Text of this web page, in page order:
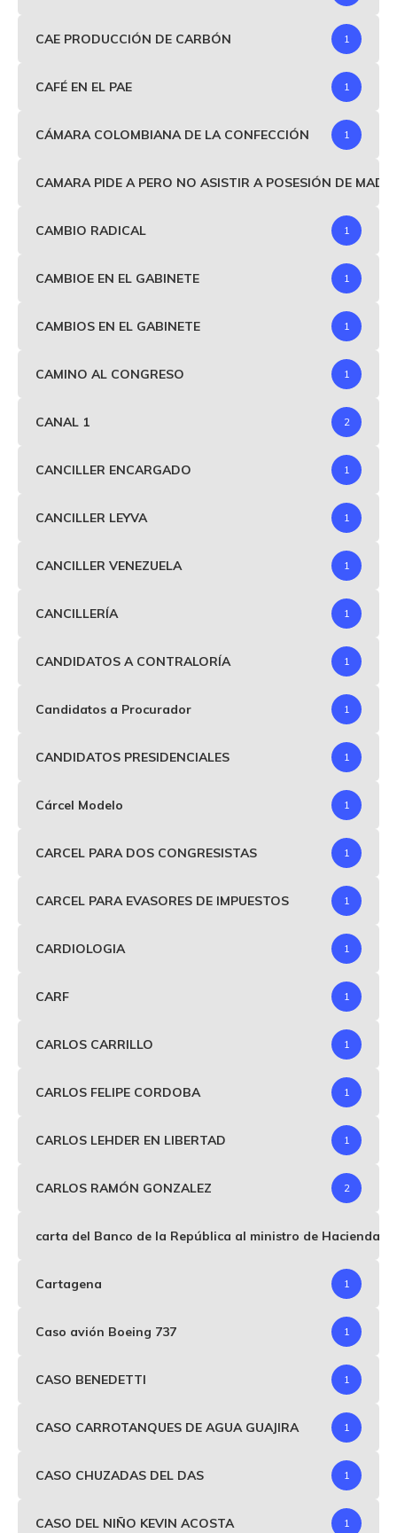
CAE PRODUCCIÓN DE CARBÓN 1
CAFÉ EN EL PAE 1
CÁMARA COLOMBIANA DE LA CONFECCIÓN 1
CAMARA PIDE A PERO NO ASISTIR A POSESIÓN DE
CAMBIO RADICAL 1
CAMBIOE EN EL GABINETE 1
CAMBIOS EN EL GABINETE 1
CAMINO AL CONGRESO 1
CANAL 1 2
CANCILLER ENCARGADO 1
CANCILLER LEYVA 1
CANCILLER VENEZUELA 1
CANCILLERÍA 1
CANDIDATOS A CONTRALORÍA 1
Candidatos a Procurador 1
CANDIDATOS PRESIDENCIALES 1
Cárcel Modelo 1
CARCEL PARA DOS CONGRESISTAS 1
CARCEL PARA EVASORES DE IMPUESTOS 1
CARDIOLOGIA 1
CARF 1
CARLOS CARRILLO 1
CARLOS FELIPE CORDOBA 1
CARLOS LEHDER EN LIBERTAD 1
CARLOS RAMÓN GONZALEZ 2
carta del Banco de la República al ministro de Hacienda
Cartagena 1
Caso avión Boeing 737 1
CASO BENEDETTI 1
CASO CARROTANQUES DE AGUA GUAJIRA 1
CASO CHUZADAS DEL DAS 1
CASO DEL NIÑO KEVIN ACOSTA 1